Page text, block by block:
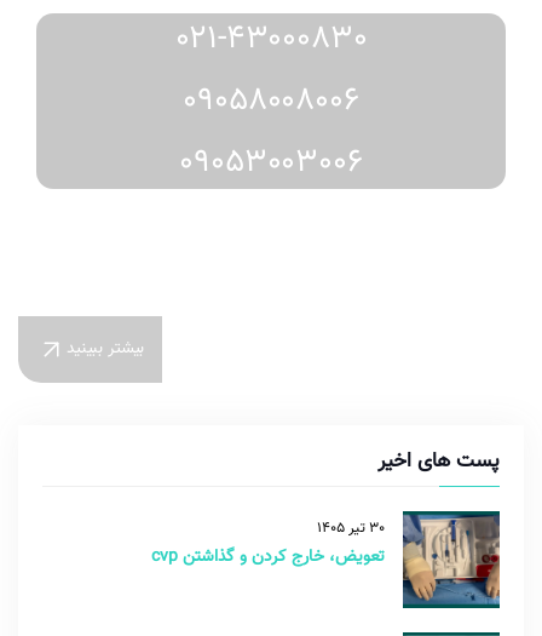
021-43000830
09058008006
09053003006
بیشتر ببینید
پست های اخیر
30 تیر 1405
تعویض، خارج کردن و گذاشتن cvp